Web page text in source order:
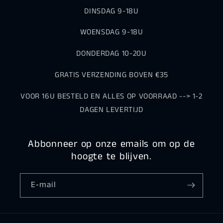
DINSDAG 9-18U
WOENSDAG 9-18U
DONDERDAG 10-20U
GRATIS VERZENDING BOVEN €35
VOOR 16U BESTELD EN ALLES OP VOORRAAD --> 1-2
DAGEN LEVERTIJD
Abbonneer op onze emails om op de
hoogte te blijven.
E‑mail